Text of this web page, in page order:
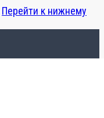
Перейти к нижнему